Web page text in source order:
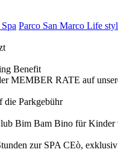
Parco San Marco Life
Benefit
MEMBER RATE auf
die Parkgebühr
Bim Bam Bino für Kinder
zur SPA CEò,